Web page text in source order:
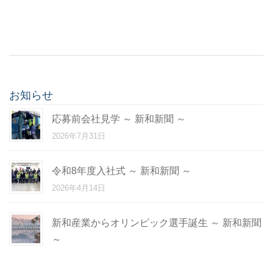
お知らせ
応募前会社見学 ～ 新和新聞 ～
2026年7月31日
令和8年度入社式 ～ 新和新聞 ～
2026年4月14日
新和産業からオリンピック選手誕生 ～ 新和新聞
～